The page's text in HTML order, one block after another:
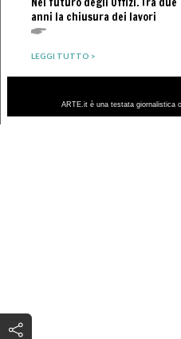
anni la chiusura dei lavori
LEGGI TUTTO >
ARTE.it è una testata giornalistica